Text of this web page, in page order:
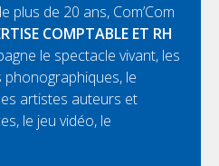
plus de 20 ans, Com’Com
COMPTABLE ET RH
le spectacle vivant, les
le
artistes auteurs et
le jeu vidéo, le